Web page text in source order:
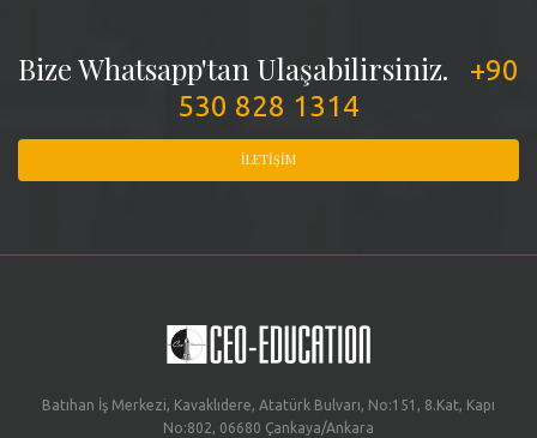
Bize Whatsapp'tan Ulaşabilirsiniz.
+90
530 828 1314
İLETIŞIM
Batıhan İş Merkezi, Kavaklıdere, Atatürk Bulvarı, No:151, 8.Kat, Kapı
No:802, 06680 Çankaya/Ankara